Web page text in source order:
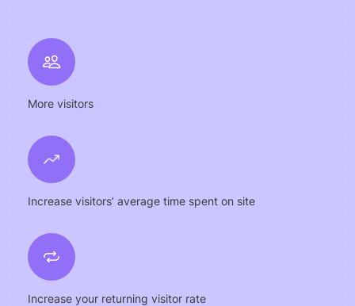
More visitors
Increase visitors’ average time spent on site
Increase your returning visitor rate